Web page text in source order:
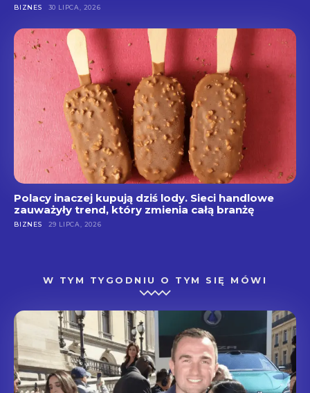
BIZNES 30 LIPCA, 2026
Polacy inaczej kupują dziś lody. Sieci handlowe
zauważyły trend, który zmienia całą branżę
BIZNES 29 LIPCA, 2026
W TYM TYGODNIU O TYM SIĘ MÓWI